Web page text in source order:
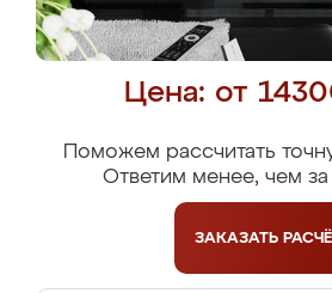
Цена: от
Поможем рассчитать
Ответим менее, чем за
ЗАКАЗАТЬ